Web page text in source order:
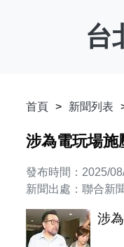
台
首頁 新聞列表
涉為電玩場施
發布時間：2025/
新聞出處：聯合新
涉